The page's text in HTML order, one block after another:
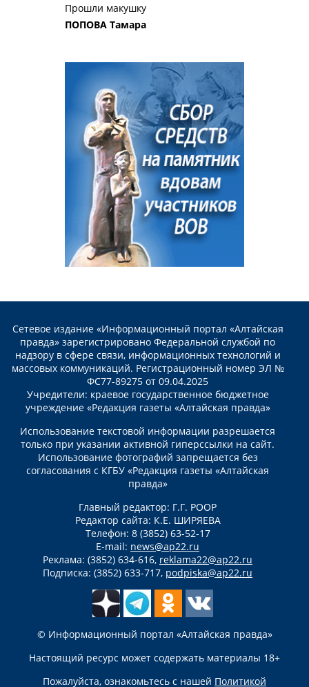
Прошли макушку
ПОПОВА Тамара
Сетевое издание «Информационный портал «Алтайская
правда» зарегистрировано Федеральной службой по
надзору в сфере связи, информационных технологий и
массовых коммуникаций. Регистрационный номер ЭЛ №
ФС77-89275 от 09.04.2025
Учредители: краевое государственное бюджетное
учреждение «Редакция газеты «Алтайская правда»
Использование текстовой информации разрешается
только при указании активной гиперссылки на сайт.
Использование фотографий запрещается без
согласования с КГБУ «Редакция газеты «Алтайская
правда»
Главный редактор: Г.Г. РООР
Редактор сайта: К.Е. ШИРЯЕВА
Телефон: 8 (3852) 63-52-17
E-mail: news@ap22.ru
Реклама: (3852) 634-616, reklama22@ap22.ru
Подписка: (3852) 633-717, podpiska@ap22.ru
© Информационный портал «Алтайская правда»
Настоящий ресурс может содержать материалы 18+
Пожалуйста, ознакомьтесь с нашей Политикой